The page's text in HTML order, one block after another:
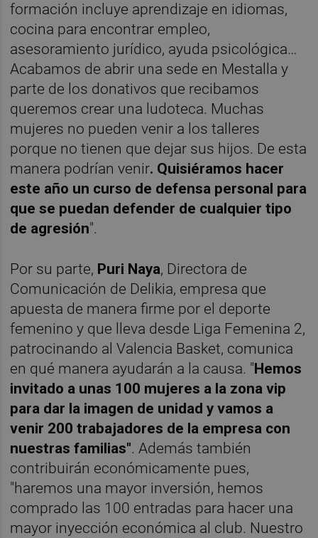
formación incluye aprendizaje en idiomas,
cocina para encontrar empleo,
asesoramiento jurídico, ayuda psicológica…
Acabamos de abrir una sede en Mestalla y
parte de los donativos que recibamos
queremos crear una ludoteca. Muchas
mujeres no pueden venir a los talleres
porque no tienen que dejar sus hijos. De esta
manera podrían venir. Quisiéramos hacer
este año un curso de defensa personal para
que se puedan defender de cualquier tipo
de agresión".
Por su parte, Puri Naya, Directora de
Comunicación de Delikia, empresa que
apuesta de manera firme por el deporte
femenino y que lleva desde Liga Femenina 2,
patrocinando al Valencia Basket, comunica
en qué manera ayudarán a la causa. "Hemos
invitado a unas 100 mujeres a la zona vip
para dar la imagen de unidad y vamos a
venir 200 trabajadores de la empresa con
nuestras familias". Además también
contribuirán económicamente pues,
"haremos una mayor inversión, hemos
comprado las 100 entradas para hacer una
mayor inyección económica al club. Nuestro